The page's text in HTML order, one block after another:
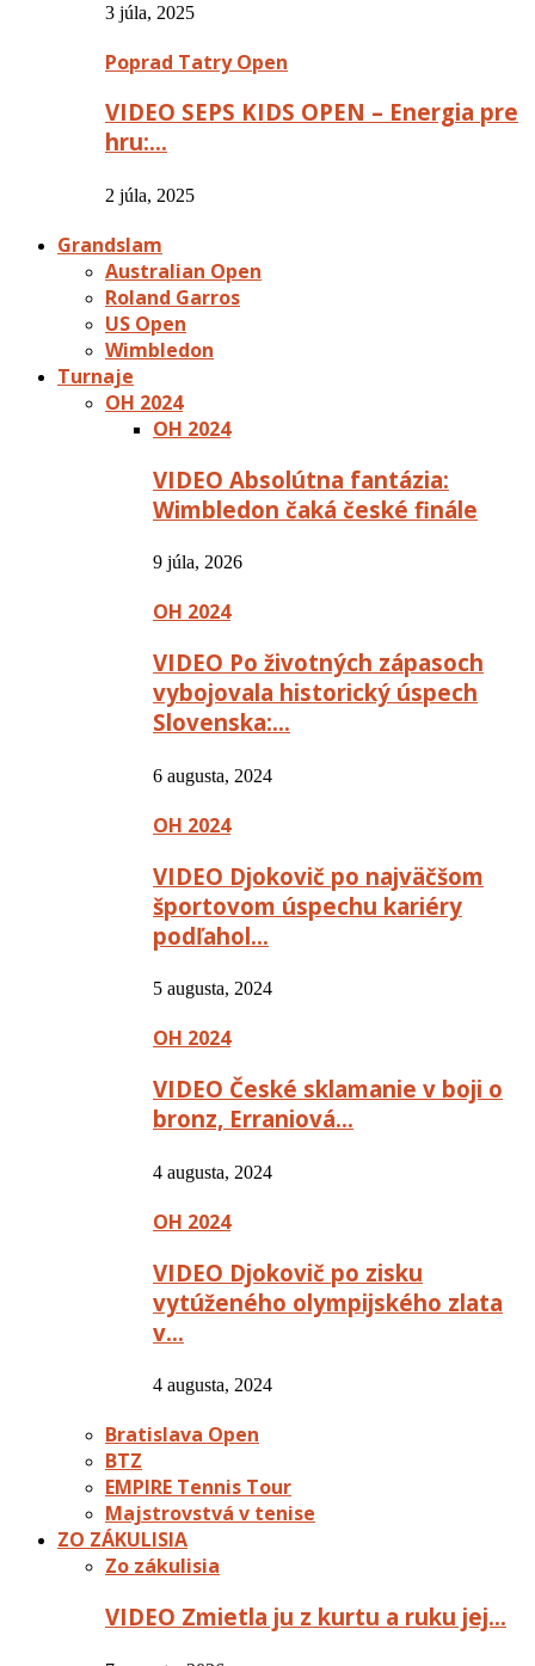
3 júla, 2025
Poprad Tatry Open
VIDEO SEPS KIDS OPEN – Energia pre
hru:…
2 júla, 2025
Grandslam
Australian Open
Roland Garros
US Open
Wimbledon
Turnaje
OH 2024
OH 2024
VIDEO Absolútna fantázia:
Wimbledon čaká české finále
9 júla, 2026
OH 2024
VIDEO Po životných zápasoch
vybojovala historický úspech
Slovenska:…
6 augusta, 2024
OH 2024
VIDEO Djokovič po najväčšom
športovom úspechu kariéry
podľahol…
5 augusta, 2024
OH 2024
VIDEO České sklamanie v boji o
bronz, Erraniová…
4 augusta, 2024
OH 2024
VIDEO Djokovič po zisku
vytúženého olympijského zlata
v…
4 augusta, 2024
Bratislava Open
BTZ
EMPIRE Tennis Tour
Majstrovstvá v tenise
ZO ZÁKULISIA
Zo zákulisia
VIDEO Zmietla ju z kurtu a ruku jej…